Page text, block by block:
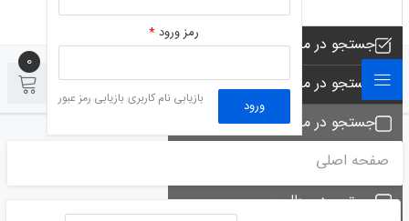
رمز ورود*
ورود بازیابی نام کاربری بازیابی رمز عبور
جستجو در مجموعه های فروشگاه
جستجو در محصولات فروشگاه
جستجو در مجموعه ها
جستجو - تماس ها
جستجو در مطلب
0
صفحه اصلی